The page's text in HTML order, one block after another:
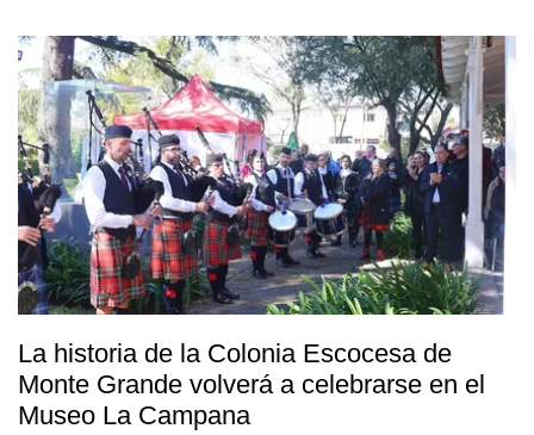
La historia de la Colonia Escocesa de
Monte Grande volverá a celebrarse en el
Museo La Campana